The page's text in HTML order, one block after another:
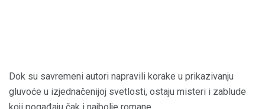
Dok su savremeni autori napravili korake u prikazivanju
gluvoće u izjednačenijoj svetlosti, ostaju misteri i zablude